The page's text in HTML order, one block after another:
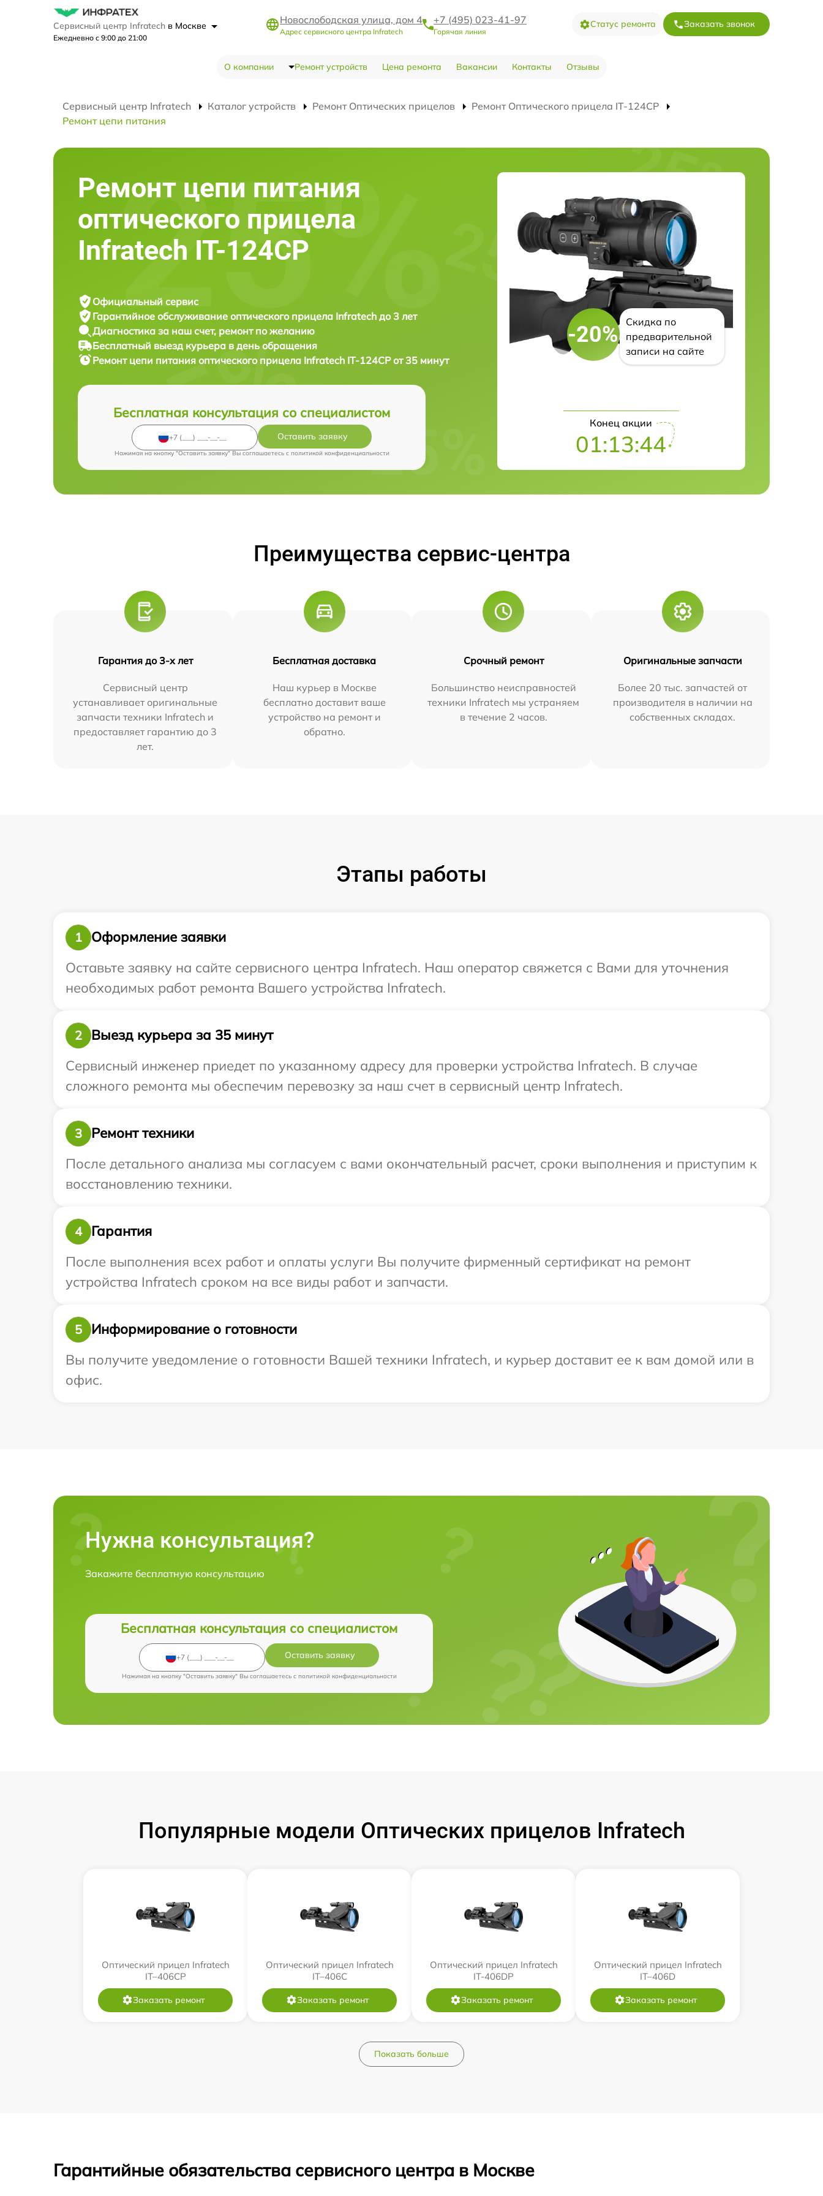
Сервисный центр Infratech в Москве
Ежедневно с 9:00 до 21:00
Новослободская улица, дом 4
Адрес сервисного центра Infratech
+7 (495) 023-41-97
Горячая линия
Статус ремонта Заказать звонок
О компании Ремонт устройств Цена ремонта Вакансии Контакты Отзывы
Сервисный центр Infratech Каталог устройств Ремонт Оптических прицелов
Ремонт Оптического прицела IT-124CP
Ремонт цепи питания
Ремонт цепи питания
оптического прицела
Infratech IT-124CP
Официальный сервис
Гарантийное обслуживание оптического прицела Infratech до 3 лет
Диагностика за наш счет, ремонт по желанию
Бесплатный выезд курьера в день обращения
Ремонт цепи питания оптического прицела Infratech IT-124CP от 35 минут
Бесплатная консультация со специалистом
Оставить заявку
Нажимая на кнопку "Оставить заявку" Вы соглашаетесь c политикой конфиденциальности
-20%
Скидка по
предварительной
записи на сайте
Конец акции
01:13:42
Преимущества сервис-центра
Гарантия до 3-х лет
Сервисный центр
устанавливает оригинальные
запчасти техники Infratech и
предоставляет гарантию до 3
лет.
Бесплатная доставка
Наш курьер в Москве
бесплатно доставит ваше
устройство на ремонт и
обратно.
Срочный ремонт
Большинство неисправностей
техники Infratech мы устраняем
в течение 2 часов.
Оригинальные запчасти
Более 20 тыс. запчастей от
производителя в наличии на
собственных складах.
Этапы работы
1
Оформление заявки
Оставьте заявку на сайте сервисного центра Infratech. Наш оператор свяжется с Вами для уточнения
необходимых работ ремонта Вашего устройства Infratech.
2
Выезд курьера за 35 минут
Сервисный инженер приедет по указанному адресу для проверки устройства Infratech. В случае
сложного ремонта мы обеспечим перевозку за наш счет в сервисный центр Infratech.
3
Ремонт техники
После детального анализа мы согласуем с вами окончательный расчет, сроки выполнения и приступим к
восстановлению техники.
4
Гарантия
После выполнения всех работ и оплаты услуги Вы получите фирменный сертификат на ремонт
устройства Infratech сроком на все виды работ и запчасти.
5
Информирование о готовности
Вы получите уведомление о готовности Вашей техники Infratech, и курьер доставит ее к вам домой или в
офис.
Нужна консультация?
Закажите бесплатную консультацию
Бесплатная консультация со специалистом
Оставить заявку
Нажимая на кнопку "Оставить заявку" Вы соглашаетесь c политикой конфиденциальности
Популярные модели Оптических прицелов Infratech
Оптический прицел Infratech
IT–406СP
Заказать ремонт
Оптический прицел Infratech
IT–406С
Заказать ремонт
Оптический прицел Infratech
IT-406DP
Заказать ремонт
Оптический прицел Infratech
IT–406D
Заказать ремонт
Показать больше
Гарантийные обязательства сервисного центра в Москве